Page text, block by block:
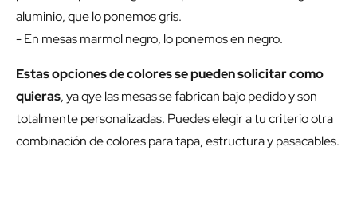
aluminio, que lo ponemos gris.
- En mesas marmol negro, lo ponemos en negro.
Estas opciones de colores se pueden solicitar como
quieras, ya qye las mesas se fabrican bajo pedido y son
totalmente personalizadas. Puedes elegir a tu criterio otra
combinación de colores para tapa, estructura y pasacables.